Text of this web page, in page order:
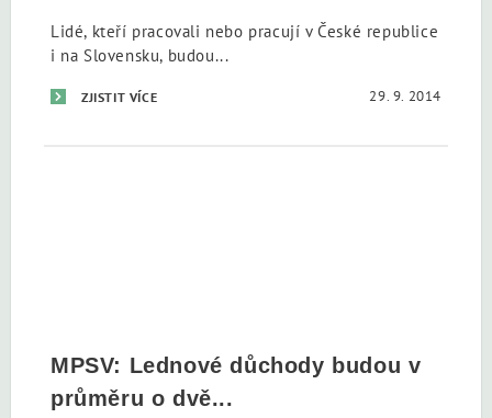
Lidé, kteří pracovali nebo pracují v České republice
i na Slovensku, budou...
ZJISTIT VÍCE 29. 9. 2014
MPSV: Lednové důchody budou v
průměru o dvě...